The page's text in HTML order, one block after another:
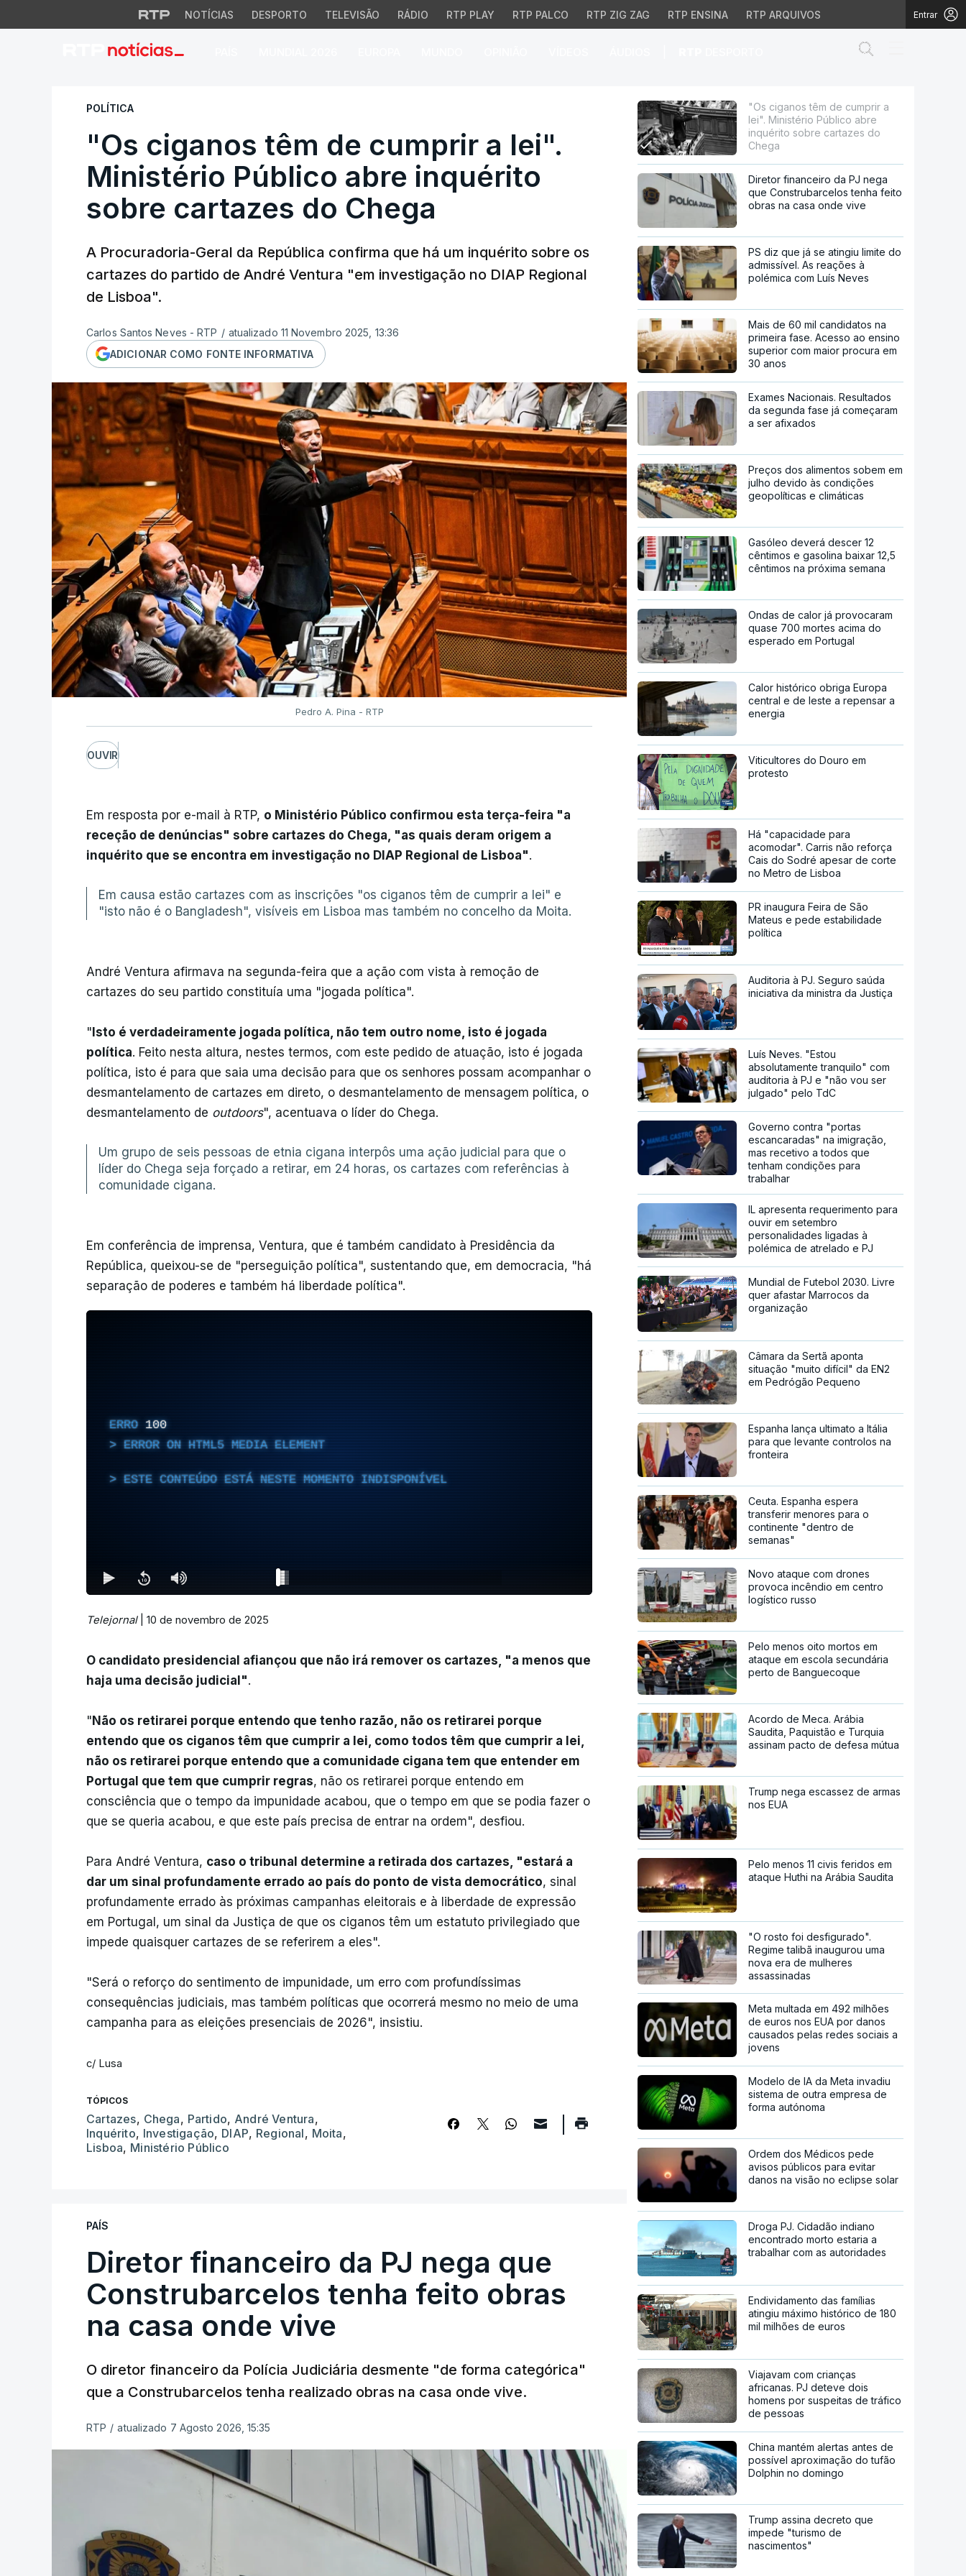
NOTÍCIAS DESPORTO TELEVISÃO RÁDIO RTP PLAY RTP PALCO RTP ZIG ZAG RTP ENSINA RTP ARQUIVOS Entrar
"Os ciganos têm de cumprir a lei". Ministério Público abre
POLÍTICA
"Os ciganos têm de cumprir a lei".
Ministério Público abre inquérito
sobre cartazes do Chega
A Procuradoria-Geral da República confirma que há um inquérito sobre os
cartazes do partido de André Ventura "em investigação no DIAP Regional
de Lisboa".
Carlos Santos Neves - RTP / atualizado 11 Novembro 2025, 13:36
ADICIONAR COMO FONTE INFORMATIVA
Pedro A. Pina - RTP
OUVIR
Em resposta por e-mail à RTP, o Ministério Público confirmou esta terça-feira "a
receção de denúncias" sobre cartazes do Chega, "as quais deram origem a
inquérito que se encontra em investigação no DIAP Regional de Lisboa".
Em causa estão cartazes com as inscrições "os ciganos têm de cumprir a lei" e
"isto não é o Bangladesh", visíveis em Lisboa mas também no concelho da Moita.
André Ventura afirmava na segunda-feira que a ação com vista à remoção de
cartazes do seu partido constituía uma "jogada política".
" Isto é verdadeiramente jogada política, não tem outro nome, isto é jogada
política. Feito nesta altura, nestes termos, com este pedido de atuação, isto é jogada
política, isto é para que saia uma decisão para que os senhores possam acompanhar o
desmantelamento de cartazes em direto, o desmantelamento de mensagem política, o
desmantelamento de outdoors", acentuava o líder do Chega.
Um grupo de seis pessoas de etnia cigana interpôs uma ação judicial para que o
líder do Chega seja forçado a retirar, em 24 horas, os cartazes com referências à
comunidade cigana.
Em conferência de imprensa, Ventura, que é também candidato à Presidência da
República, queixou-se de "perseguição política", sustentando que, em democracia, "há
separação de poderes e também há liberdade política".
ERRO 100
ERROR ON HTML5 MEDIA ELEMENT
ESTE CONTEÚDO ESTÁ NESTE MOMENTO INDISPONÍVEL
Telejornal| 10 de novembro de 2025
O candidato presidencial afiançou que não irá remover os cartazes, "a menos que
haja uma decisão judicial".
" Não os retirarei porque entendo que tenho razão, não os retirarei porque
entendo que os ciganos têm que cumprir a lei, como todos têm que cumprir a lei,
não os retirarei porque entendo que a comunidade cigana tem que entender em
Portugal que tem que cumprir regras, não os retirarei porque entendo em
consciência que o tempo da impunidade acabou, que o tempo em que se podia fazer o
que se queria acabou, e que este país precisa de entrar na ordem", desfiou.
Para André Ventura, caso o tribunal determine a retirada dos cartazes, "estará a
dar um sinal profundamente errado ao país do ponto de vista democrático, sinal
profundamente errado às próximas campanhas eleitorais e à liberdade de expressão
em Portugal, um sinal da Justiça de que os ciganos têm um estatuto privilegiado que
impede quaisquer cartazes de se referirem a eles".
"Será o reforço do sentimento de impunidade, um erro com profundíssimas
consequências judiciais, mas também políticas que ocorrerá mesmo no meio de uma
campanha para as eleições presenciais de 2026", insistiu.
c/ Lusa
TÓPICOS
Cartazes, Chega, Partido, André Ventura,
Inquérito, Investigação, DIAP, Regional, Moita,
Lisboa, Ministério Público
PAÍS
Diretor financeiro da PJ nega que
Construbarcelos tenha feito obras
na casa onde vive
O diretor financeiro da Polícia Judiciária desmente "de forma categórica"
que a Construbarcelos tenha realizado obras na casa onde vive.
RTP / atualizado 7 Agosto 2026, 15:35
"Os ciganos têm de cumprir a
lei". Ministério Público abre
inquérito sobre cartazes do
Chega
Diretor financeiro da PJ nega
que Construbarcelos tenha feito
obras na casa onde vive
PS diz que já se atingiu limite do
admissível. As reações à
polémica com Luís Neves
Mais de 60 mil candidatos na
primeira fase. Acesso ao ensino
superior com maior procura em
30 anos
Exames Nacionais. Resultados
da segunda fase já começaram
a ser afixados
Preços dos alimentos sobem em
julho devido às condições
geopolíticas e climáticas
Gasóleo deverá descer 12
cêntimos e gasolina baixar 12,5
cêntimos na próxima semana
Ondas de calor já provocaram
quase 700 mortes acima do
esperado em Portugal
Calor histórico obriga Europa
central e de leste a repensar a
energia
Viticultores do Douro em
protesto
Há "capacidade para
acomodar". Carris não reforça
Cais do Sodré apesar de corte
no Metro de Lisboa
PR inaugura Feira de São
Mateus e pede estabilidade
política
Auditoria à PJ. Seguro saúda
iniciativa da ministra da Justiça
Luís Neves. "Estou
absolutamente tranquilo" com
auditoria à PJ e "não vou ser
julgado" pelo TdC
Governo contra "portas
escancaradas" na imigração,
mas recetivo a todos que
tenham condições para
trabalhar
IL apresenta requerimento para
ouvir em setembro
personalidades ligadas à
polémica de atrelado e PJ
Mundial de Futebol 2030. Livre
quer afastar Marrocos da
organização
Câmara da Sertã aponta
situação "muito difícil" da EN2
em Pedrógão Pequeno
Espanha lança ultimato a Itália
para que levante controlos na
fronteira
Ceuta. Espanha espera
transferir menores para o
continente "dentro de
semanas"
Novo ataque com drones
provoca incêndio em centro
logístico russo
Pelo menos oito mortos em
ataque em escola secundária
perto de Banguecoque
Acordo de Meca. Arábia
Saudita, Paquistão e Turquia
assinam pacto de defesa mútua
Trump nega escassez de armas
nos EUA
Pelo menos 11 civis feridos em
ataque Huthi na Arábia Saudita
"O rosto foi desfigurado".
Regime talibã inaugurou uma
nova era de mulheres
assassinadas
Meta multada em 492 milhões
de euros nos EUA por danos
causados pelas redes sociais a
jovens
Modelo de IA da Meta invadiu
sistema de outra empresa de
forma autónoma
Ordem dos Médicos pede
avisos públicos para evitar
danos na visão no eclipse solar
Droga PJ. Cidadão indiano
encontrado morto estaria a
trabalhar com as autoridades
Endividamento das famílias
atingiu máximo histórico de 180
mil milhões de euros
Viajavam com crianças
africanas. PJ deteve dois
homens por suspeitas de tráfico
de pessoas
China mantém alertas antes de
possível aproximação do tufão
Dolphin no domingo
Trump assina decreto que
impede "turismo de
nascimentos"